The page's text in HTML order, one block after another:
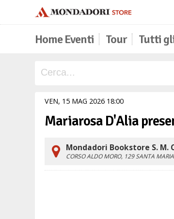
Home Eventi Tour Tutti
VEN, 15 MAG 2026 1800
Mariarosa D'Alia
Mondadori Bookstore S. M.
CORSO ALDO MORO, 129SANTA